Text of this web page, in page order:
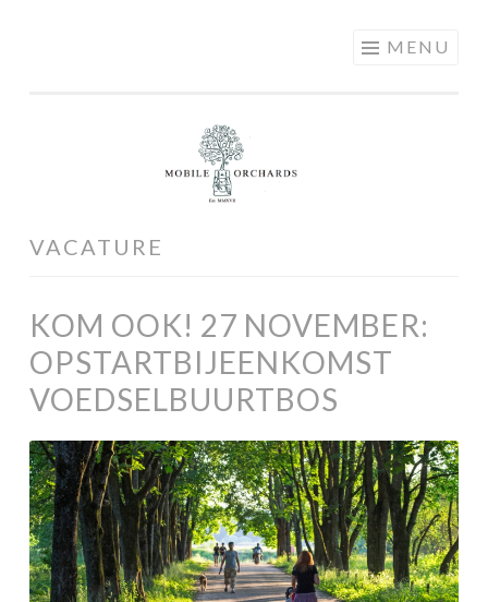
MENU
VACATURE
KOM OOK! 27 NOVEMBER:
OPSTARTBIJEENKOMST
VOEDSELBUURTBOS